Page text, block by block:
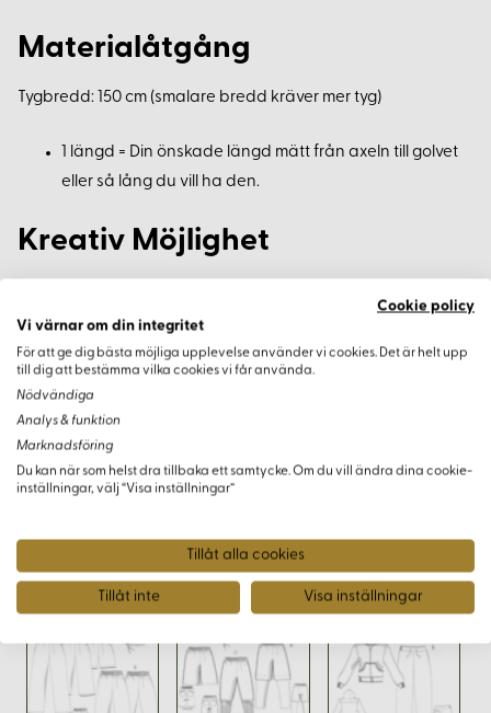
Materialåtgång
Tygbredd: 150 cm (smalare bredd kräver mer tyg)
1 längd = Din önskade längd mätt från axeln till golvet
eller så lång du vill ha den.
Kreativ Möjlighet
jumpsuit som passar din personliga stil.
Varianter
Cookie policy
Vi värnar om din integritet
För att ge dig bästa möjliga upplevelse använder vi cookies. Det är helt upp
till dig att bestämma vilka cookies vi får använda.
Nödvändiga
Analys & funktion
Marknadsföring
Du kan när som helst dra tillbaka ett samtycke. Om du vill ändra dina cookie-
inställningar, välj “Visa inställningar”
Tillåt alla cookies
Tillåt inte Visa inställningar